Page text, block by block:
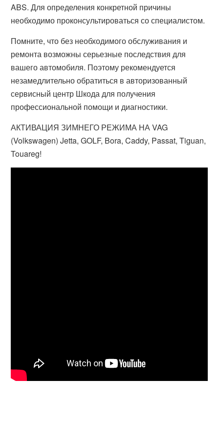
ABS. Для определения конкретной причины
необходимо проконсультироваться со специалистом.
Помните, что без необходимого обслуживания и
ремонта возможны серьезные последствия для
вашего автомобиля. Поэтому рекомендуется
незамедлительно обратиться в авторизованный
сервисный центр Шкода для получения
профессиональной помощи и диагностики.
АКТИВАЦИЯ ЗИМНЕГО РЕЖИМА НА VAG
(Volkswagen) Jetta, GOLF, Bora, Caddy, Passat, Tiguan,
Touareg!